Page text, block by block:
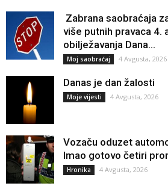
Zabrana saobraćaja
više putnih pravaca 4.
obilježavanja Dana...
Moj saobraćaj 4 Avgusta, 2026
Danas je dan žalosti
Moje vijesti 4 Avgusta, 2026
Vozaču oduzet
Imao gotovo četiri
Hronika 4 Avgusta, 2026